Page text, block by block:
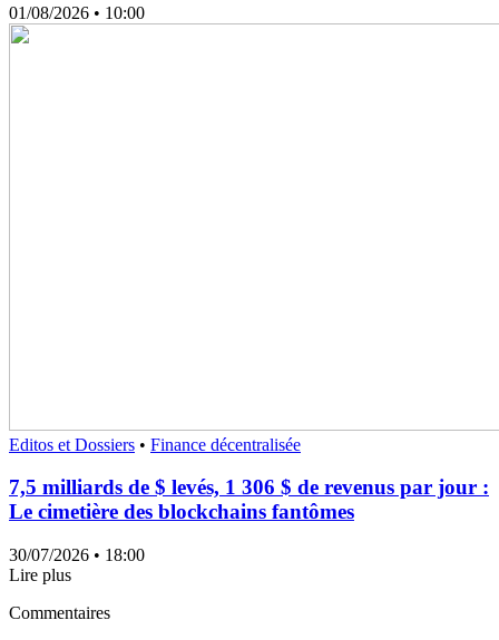
01/08/2026 • 10:00
Editos et Dossiers • Finance décentralisée
7,5 milliards de $ levés, 1 306 $ de revenus par jour :
Le cimetière des blockchains fantômes
30/07/2026 • 18:00
Lire plus
Commentaires